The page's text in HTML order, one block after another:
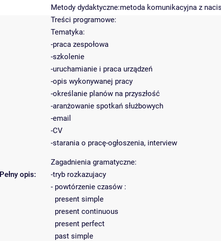
Metody dydaktyczne:metoda komunikacyjna z
Pełny opis:
Treści programowe:
Tematyka:
-praca zespołowa
-szkolenie
-uruchamianie i praca urządzeń
-opis wykonywanej pracy
-określanie planów na przyszłość
-aranżowanie spotkań służbowych
-email
-CV
-starania o pracę-ogłoszenia, interview
Zagadnienia gramatyczne:
-tryb rozkazujacy
- powtórzenie czasów :
present simple
present continuous
present perfect
past simple